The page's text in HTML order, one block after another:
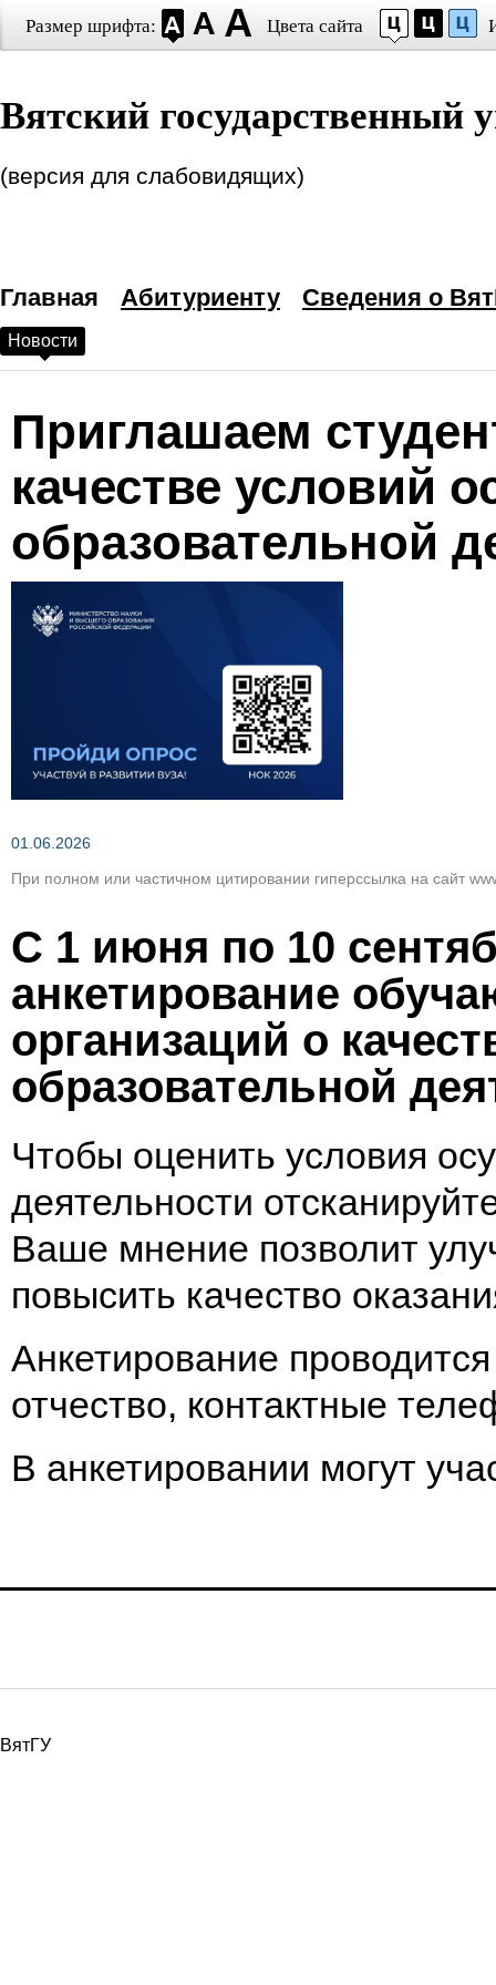
Размер шрифта: Цвета сайта
Выберите шрифт Arial Times New Roman
Интервал между буквами(Кернинг)
— Черным по белому
Белым по черному
Коричневым по бежевому
Зеленым по темно-коричневому
Вернуть
Вятский государственный
(версия для слабовидящих)
Главная Абитуриенту Сведения о
Новости
Приглашаем
качестве условий
образовательной
01.06.2026
При полном или частичном цитировании гиперссылка на сайт
С 1 июня по 10
анкетирование
организаций о
образовательной
Чтобы оценить условия
деятельности
Ваше мнение позволит
повысить качество
Анкетирование
отчество, контактные
В анкетировании могут
ВятГУ